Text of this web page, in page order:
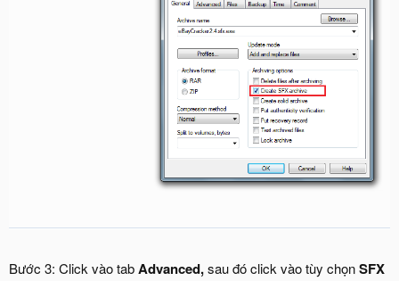
Bước 3: Click vào tabAdvanced,sau đó click vào tùy chọnSFX